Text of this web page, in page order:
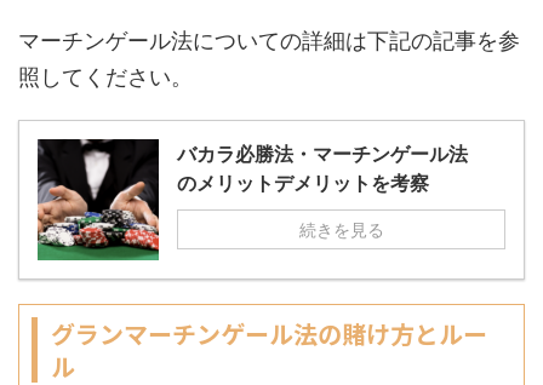
マーチンゲール法についての詳細は下記の記事を参
照してください。
バカラ必勝法・マーチンゲール法
のメリットデメリットを考察
続きを見る
グランマーチンゲール法の賭け方とルー
ル